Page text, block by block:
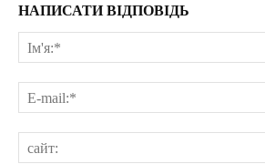
НАПИСАТИ ВІДПОВІДЬ